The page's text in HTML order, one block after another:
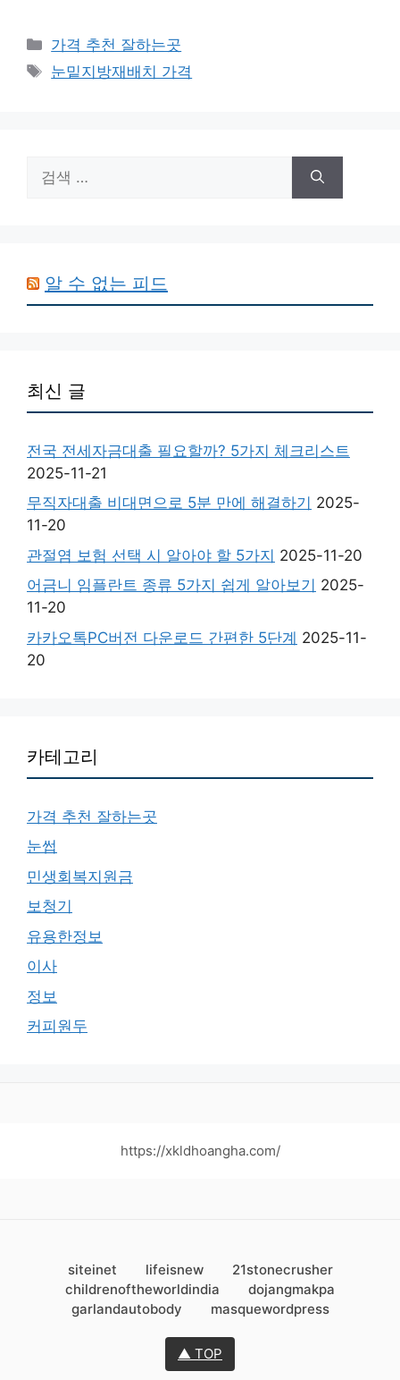
카
테
가격 추천 잘하는곳
태
눈밑지방재배치 가격
색:
알 수 없는 피드
최신 글
전국 전세자금대출 필요할까? 5가지 체크리스트
2025-11-21
무직자대출 비대면으로 5분 만에 해결하기 2025-
11-20
관절염 보험 선택 시 알아야 할 5가지 2025-11-20
어금니 임플란트 종류 5가지 쉽게 알아보기 2025-
11-20
카카오톡PC버전 다운로드 간편한 5단계 2025-11-
20
카테고리
가격 추천 잘하는곳
눈썹
민생회복지원금
보청기
유용한정보
이사
정보
커피원두
https://xkldhoangha.com/
siteinet lifeisnew
21stonecrusher
childrenoftheworldindia
dojangmakpa
garlandautobody
masquewordpress
▲ TOP